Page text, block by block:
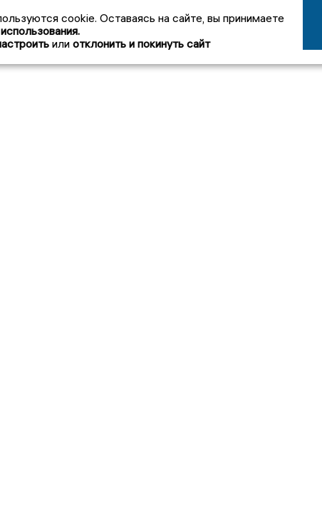
cookie. Оставаясь на сайте, вы принимаете
или отклонить и покинуть сайт